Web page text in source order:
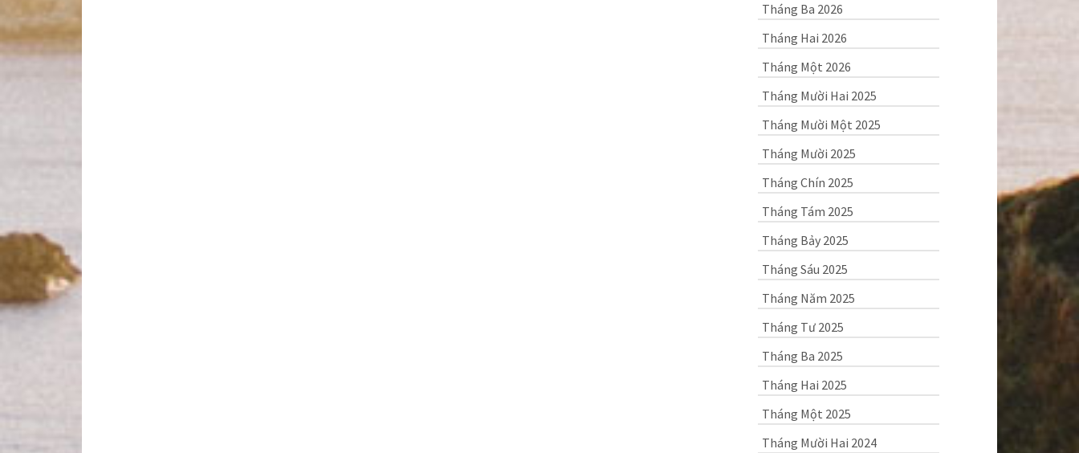
Tháng Ba 2026
Tháng Hai 2026
Tháng Một 2026
Tháng Mười Hai 2025
Tháng Mười Một 2025
Tháng Mười 2025
Tháng Chín 2025
Tháng Tám 2025
Tháng Bảy 2025
Tháng Sáu 2025
Tháng Năm 2025
Tháng Tư 2025
Tháng Ba 2025
Tháng Hai 2025
Tháng Một 2025
Tháng Mười Hai 2024